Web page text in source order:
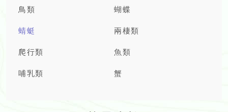
鳥類 蝴蝶
蜻蜓 兩棲類
爬行類 魚類
哺乳類 蟹